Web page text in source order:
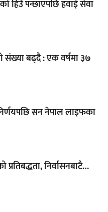
हिउँ पन्छाएपछि हवाई सेवा
संख्या बढ्दै : एक वर्षमा ३७
सन नेपाल लाइफका
निर्वासनबाटै…